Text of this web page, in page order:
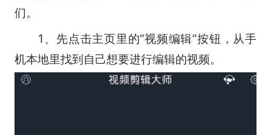
们。
1、先点击主页里的“视频编辑”按钮，从手
机本地里找到自己想要进行编辑的视频。